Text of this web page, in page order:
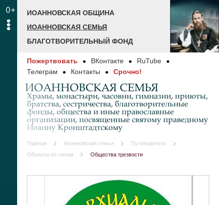
0+
ИОАННОВСКАЯ ОБЩИНА
ИОАННОВСКАЯ СЕМЬЯ
БЛАГОТВОРИТЕЛЬНЫЙ ФОНД
Пожертвовать ВКонтакте
RuTube
Телеграм
Контакты Срочно!
ИОАННОВСКАЯ СЕМЬЯ
Храмы, монастыри, часовни, гимназии, приюты,
братства, сестричества, благотворительные
фонды, общества и иные православные
организации, посвященные святому праведному
Иоанну Кронштадтскому
Главная Иоанновская семья
Путеводитель
Объекты по типам
Общества трезвости